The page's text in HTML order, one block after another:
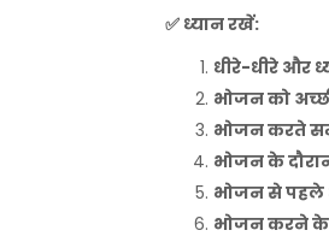
✅ ध्यानरखें:
धीरे-धीरे और
भोजनको
भोजनकरते
भोजनके
भोजनसेपहले
भोजनकरनेके